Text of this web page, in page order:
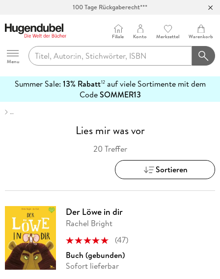
100 Tage Rückgaberecht***
Hugendubel
Menu
Filiale Konto Merkzettel Warenkorb
Summer Sale: 13% Rabatt12auf viele Sortimente mit dem
CodeSOMMER13
erfahren
…
Lies mir was vor
20 Treffer
Sortieren
Der Löwe in dir
Rachel Bright
(47)
Buch (gebunden)
Sofort lieferbar